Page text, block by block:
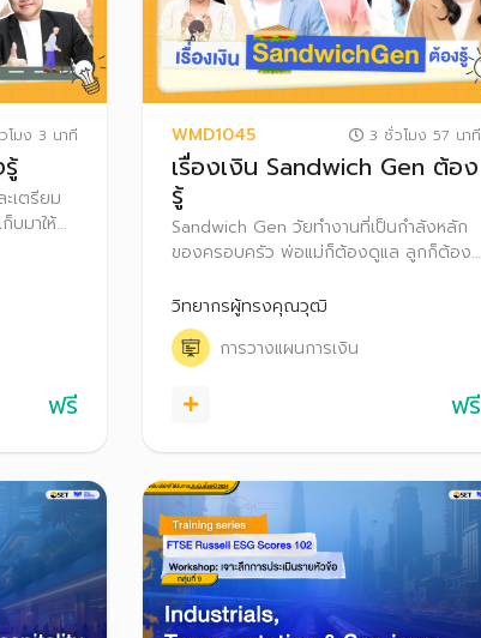
โมง 3 นาที
เตรียม
บมาให้
พร้อม
สุขกัน!
ฟรี
WMD1045 3 ชั่วโมง 57 นาที
เรื่องเงิน Sandwich Gen ต้อง
รู้
Sandwich Gen วัยทำงานที่เป็นกำลังหลัก
ของครอบครัว พ่อแม่ก็ต้องดูแล ลูกก็ต้อง
ๆ กัน มาเรียนรู้วิธีบริหารเงินให้ราบรื่น เพื่อ
คุณภาพชีวิตที่ดีให้ตัวเองและทุกคนใน
ครอบครัว
วิทยากรผู้ทรงคุณวุฒิ
การวางแผนการเงิน
ฟรี